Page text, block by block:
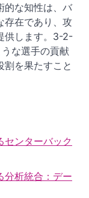
的な知性は、バ
存在であり、攻
供します。3-2-
な選手の貢献
割を果たすこと
ンターバック
析統合：デー